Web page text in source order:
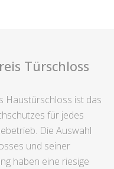
Türschloss
Haustürschloss ist das
für jedes
Die Auswahl
und seiner
haben eine riesige